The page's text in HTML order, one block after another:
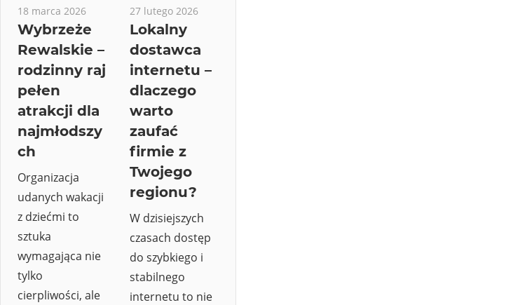
18 marca 2026
Wybrzeże
Rewalskie –
rodzinny raj
pełen
atrakcji dla
najmłodszy
ch
Organizacja
udanych wakacji
z dziećmi to
sztuka
wymagająca nie
tylko
cierpliwości, ale
27 lutego 2026
Lokalny
dostawca
internetu –
dlaczego
warto
zaufać
firmie z
Twojego
regionu?
W dzisiejszych
czasach dostęp
do szybkiego i
stabilnego
internetu to nie